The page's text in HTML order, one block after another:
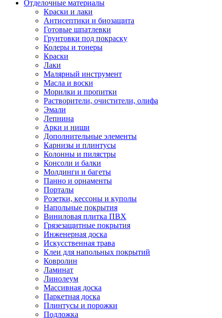
Отделочные материалы
Краски и лаки
Антисептики и биозащита
Готовые шпатлевки
Грунтовки под покраску
Колеры и тонеры
Краски
Лаки
Малярный инструмент
Масла и воски
Морилки и пропитки
Растворители, очистители, олифа
Эмали
Лепнина
Арки и ниши
Дополнительные элементы
Карнизы и плинтусы
Колонны и пилястры
Консоли и балки
Молдинги и багеты
Панно и орнаменты
Порталы
Розетки, кессоны и куполы
Напольные покрытия
Виниловая плитка ПВХ
Грязезащитные покрытия
Инженерная доска
Искусственная трава
Клеи для напольных покрытий
Ковролин
Ламинат
Линолеум
Массивная доска
Паркетная доска
Плинтусы и порожки
Подложка